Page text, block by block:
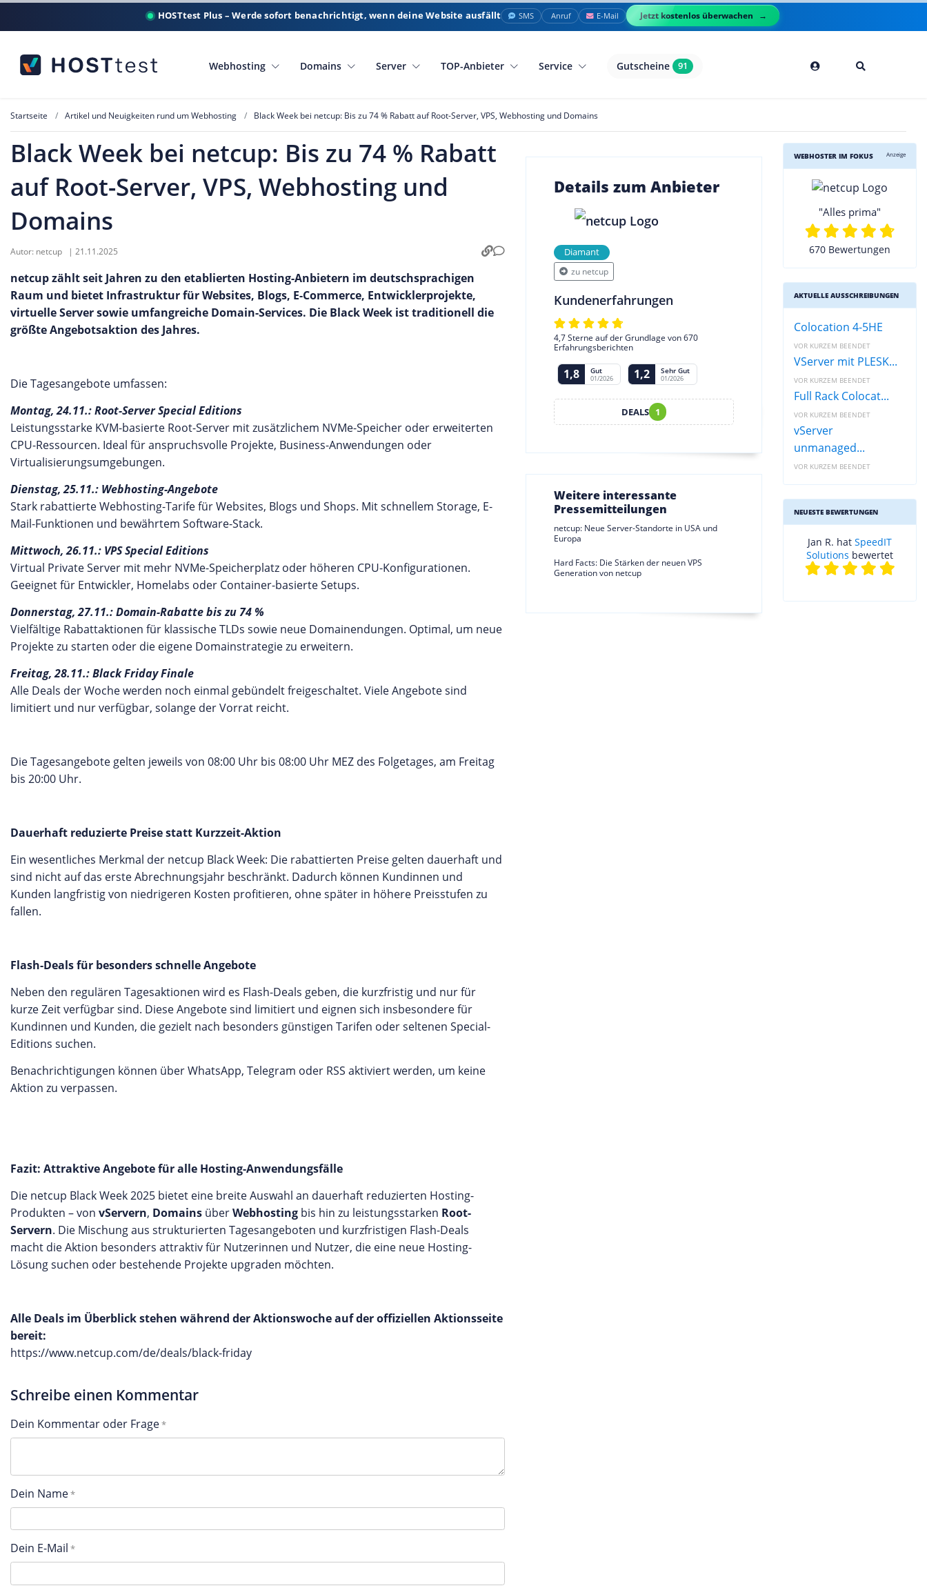
HOSTtest Plus – Werde sofort benachrichtigt, wenn deine Website ausfällt SMS Anruf E-Mail Jetzt kostenlos überwachen
Webhosting Domains Server TOP-Anbieter Service Gutscheine 91
Startseite Artikel und Neuigkeiten rund um Webhosting Black Week bei netcup: Bis zu 74 % Rabatt auf Root-Server, VPS, Webhosting und Domains
Black Week bei netcup: Bis zu 74 % Rabatt
auf Root-Server, VPS, Webhosting und
Domains
Autor: netcup | 21.11.2025
netcup zählt seit Jahren zu den etablierten Hosting-Anbietern im deutschsprachigen
Raum und bietet Infrastruktur für Websites, Blogs, E-Commerce, Entwicklerprojekte,
virtuelle Server sowie umfangreiche Domain-Services. Die Black Week ist traditionell die
größte Angebotsaktion des Jahres.
Die Tagesangebote umfassen:
Montag, 24.11.: Root-Server Special Editions
Leistungsstarke KVM-basierte Root-Server mit zusätzlichem NVMe-Speicher oder erweiterten
CPU-Ressourcen. Ideal für anspruchsvolle Projekte, Business-Anwendungen oder
Virtualisierungsumgebungen.
Dienstag, 25.11.: Webhosting-Angebote
Stark rabattierte Webhosting-Tarife für Websites, Blogs und Shops. Mit schnellem Storage, E-
Mail-Funktionen und bewährtem Software-Stack.
Mittwoch, 26.11.: VPS Special Editions
Virtual Private Server mit mehr NVMe-Speicherplatz oder höheren CPU-Konfigurationen.
Geeignet für Entwickler, Homelabs oder Container-basierte Setups.
Donnerstag, 27.11.: Domain-Rabatte bis zu 74 %
Vielfältige Rabattaktionen für klassische TLDs sowie neue Domainendungen. Optimal, um neue
Projekte zu starten oder die eigene Domainstrategie zu erweitern.
Freitag, 28.11.: Black Friday Finale
Alle Deals der Woche werden noch einmal gebündelt freigeschaltet. Viele Angebote sind
limitiert und nur verfügbar, solange der Vorrat reicht.
Die Tagesangebote gelten jeweils von 08:00 Uhr bis 08:00 Uhr MEZ des Folgetages, am Freitag
bis 20:00 Uhr.
Dauerhaft reduzierte Preise statt Kurzzeit-Aktion
Ein wesentliches Merkmal der netcup Black Week: Die rabattierten Preise gelten dauerhaft und
sind nicht auf das erste Abrechnungsjahr beschränkt. Dadurch können Kundinnen und
Kunden langfristig von niedrigeren Kosten profitieren, ohne später in höhere Preisstufen zu
fallen.
Flash-Deals für besonders schnelle Angebote
Neben den regulären Tagesaktionen wird es Flash-Deals geben, die kurzfristig und nur für
kurze Zeit verfügbar sind. Diese Angebote sind limitiert und eignen sich insbesondere für
Kundinnen und Kunden, die gezielt nach besonders günstigen Tarifen oder seltenen Special-
Editions suchen.
Benachrichtigungen können über WhatsApp, Telegram oder RSS aktiviert werden, um keine
Aktion zu verpassen.
Fazit: Attraktive Angebote für alle Hosting-Anwendungsfälle
Die netcup Black Week 2025 bietet eine breite Auswahl an dauerhaft reduzierten Hosting-
Produkten – von vServern, Domains überWebhosting bis hin zu leistungsstarken Root-
Servern. Die Mischung aus strukturierten Tagesangeboten und kurzfristigen Flash-Deals
macht die Aktion besonders attraktiv für Nutzerinnen und Nutzer, die eine neue Hosting-
Lösung suchen oder bestehende Projekte upgraden möchten.
Alle Deals im Überblick stehen während der Aktionswoche auf der offiziellen Aktionsseite
bereit:
https://www.netcup.com/de/deals/black-friday
Details zum Anbieter
Diamant
zu netcup
Kundenerfahrungen
4,7 Sterne auf der Grundlage von 670
Erfahrungsberichten
1,8 Gut
01/2026 1,2 Sehr Gut
01/2026
DEALS 1
Weitere interessante
Pressemitteilungen
netcup: Neue Server-Standorte in USA und
Europa
Hard Facts: Die Stärken der neuen VPS
Generation von netcup
Schreibe einen Kommentar
Dein Kommentar oder Frage
Dein Name
Dein E-Mail
WEBHOSTER IM FOKUS Anzeige
"Alles prima"
670 Bewertungen
AKTUELLE AUSSCHREIBUNGEN
Colocation 4-5HE
VOR KURZEM BEENDET
VServer mit PLESK...
VOR KURZEM BEENDET
Full Rack Colocat...
VOR KURZEM BEENDET
vServer
unmanaged...
VOR KURZEM BEENDET
NEUESTE BEWERTUNGEN
Jan R. hat SpeedIT
Solutions bewertet